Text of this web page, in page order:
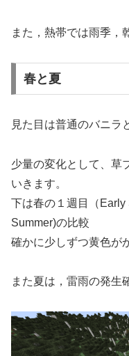
また，熱帯では雨季，
春と夏
見た目は普通のバニラ
少量の変化として、草
いきます。
下は春の１週目（
Summer)の比較
確かに少しずつ黄色が
また夏は，雷雨の発生